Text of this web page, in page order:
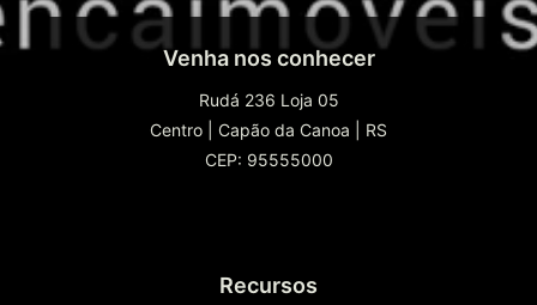
Venha nos conhecer
Rudá 236 Loja 05
Centro
Capão da Canoa
RS
CEP: 95555000
Recursos